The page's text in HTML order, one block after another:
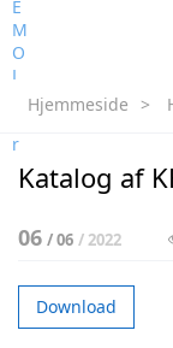
Hjemmeside >
Katalog af
06 / 06 / 2022
Download